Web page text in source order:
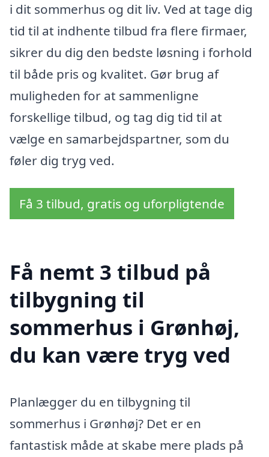
i dit sommerhus og dit liv. Ved at tage dig
tid til at indhente tilbud fra flere firmaer,
sikrer du dig den bedste løsning i forhold
til både pris og kvalitet. Gør brug af
muligheden for at sammenligne
forskellige tilbud, og tag dig tid til at
vælge en samarbejdspartner, som du
føler dig tryg ved.
Få 3 tilbud, gratis og uforpligtende
Få nemt 3 tilbud på
tilbygning til
sommerhus i Grønhøj,
du kan være tryg ved
Planlægger du en tilbygning til
sommerhus i Grønhøj? Det er en
fantastisk måde at skabe mere plads på